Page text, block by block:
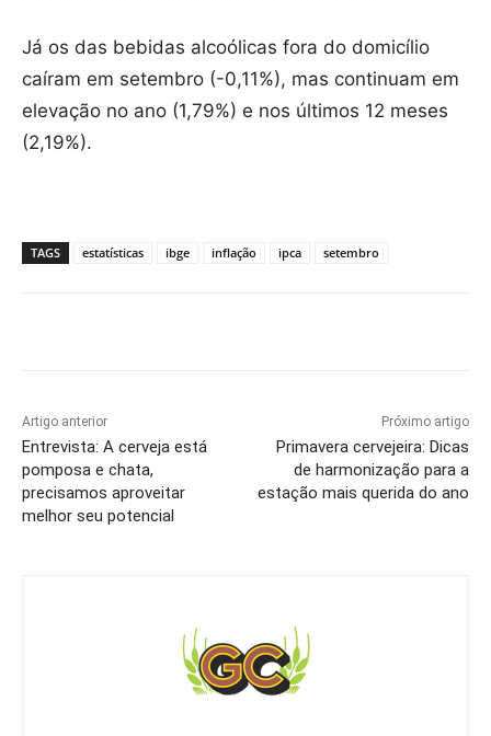
Já os das bebidas alcoólicas fora do domicílio
caíram em setembro (-0,11%), mas continuam em
elevação no ano (1,79%) e nos últimos 12 meses
(2,19%).
TAGS estatísticas ibge inflação ipca setembro
Artigo anterior
Entrevista: A cerveja está
pomposa e chata,
precisamos aproveitar
melhor seu potencial
Próximo artigo
Primavera cervejeira: Dicas
de harmonização para a
estação mais querida do ano